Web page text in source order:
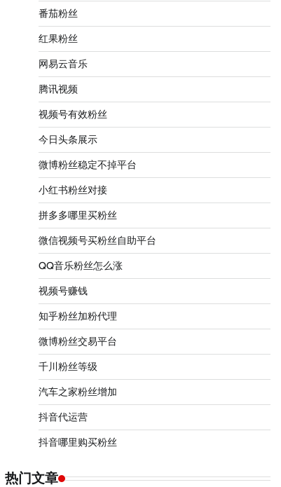
番茄粉丝
红果粉丝
网易云音乐
腾讯视频
视频号有效粉丝
今日头条展示
微博粉丝稳定不掉平台
小红书粉丝对接
拼多多哪里买粉丝
微信视频号买粉丝自助平台
QQ音乐粉丝怎么涨
视频号赚钱
知乎粉丝加粉代理
微博粉丝交易平台
千川粉丝等级
汽车之家粉丝增加
抖音代运营
抖音哪里购买粉丝
热门文章